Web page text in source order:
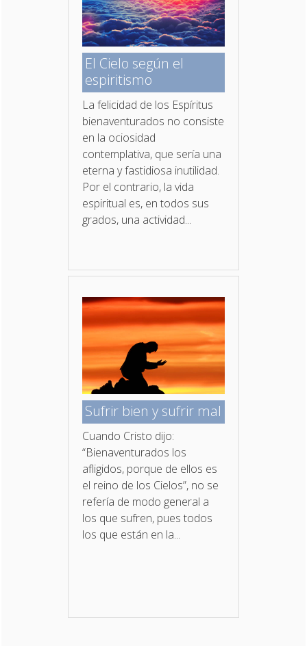
El Cielo según el
espiritismo
La felicidad de los Espíritus
bienaventurados no con­siste
en la ociosidad
contemplativa, que sería una
eterna y fastidiosa inutilidad.
Por el contrario, la vida
espiritual es, en todos sus
grados, una actividad...
Sufrir bien y sufrir mal
Cuando Cristo dijo:
“Bienaventurados los
afligidos, porque de ellos es
el reino de los Cielos”, no se
refería de modo general a
los que sufren, pues todos
los que están en la...